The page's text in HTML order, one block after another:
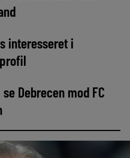
interesseret i
Debrecen mod FC